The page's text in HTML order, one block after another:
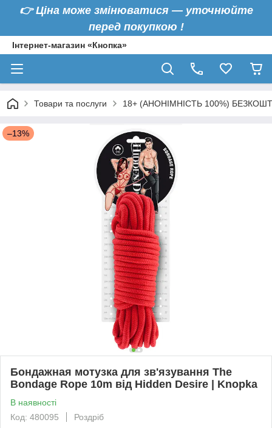
👉Ціна може змінюватися — уточнюйте
перед покупкою !
Інтернет-магазин «Кнопка»
Товари та послуги 18+ (АНОНІМНІСТЬ 100%)
–13%
Бондажная мотузка для зв'язування The
Bondage Rope 10m від Hidden Desire | Knopka
В наявності
Код: 480095
Роздріб